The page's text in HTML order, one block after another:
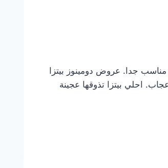
مناسب جدا. عروض دومينوز بيتزا
احلي بيتزا تذوقها عجينة